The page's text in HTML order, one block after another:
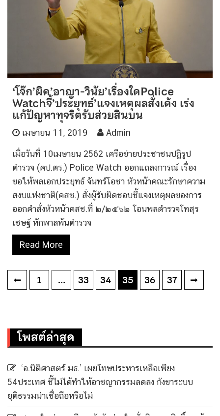
‘โจ๊ก’ผิด’อาญา-วินัย’เรื่องใดPolice
Watchจี้’ประยุทธ์’แจงเหตุผลสั่งเด้ง เร่ง
แก้ปัญหาทุจริตรับส่วยสินบน
เมษายน 11, 2019 Admin
เมื่อวันที่ 10เมษายน 2562 เครือข่ายประชาชนปฏิรูป
ตำรวจ (คป.ตร.) Police Watch ออกแถลงการณ์ เรื่อง
ขอให้พลเอกประยุทธ์ จันทร์โอชา หัวหน้าคณะรักษาความ
สงบแห่งชาติ(คสช.) สั่งผู้รับผิดชอบชี้แจงเหตุผลของการ
ออกคำสั่งหัวหน้าคสช.ที่ ๒/๒๕๖๒ โอนพลตำรวจโทสุร
เชษฐ์ หักพาลพ้นตำรวจ
Read More
Posts
pagination
1 … 33 34 35 36 37
โพสต์ล่าสุด
‘อ.นิติศาสตร์ มธ.’ เผยโทษประหารเหลือเพียง
54ประเทศ ชี้ไม่ได้ทำให้อาชญากรรมลดลง กังขาระบบ
ยุติธรรมน่าเชื่อถือหรือไม่